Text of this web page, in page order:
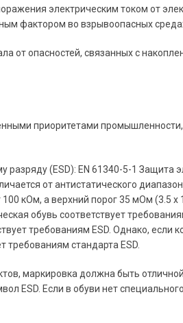
электрическим током от
фактором во взрывоопасных
от опасностей, связанных с
приоритетами
разряду (ESD): EN 61340-5-1 Защита
от антистатического
100 кОм, а верхний порог 35 мОм (3.5 x
обувь соответствует
требованиям ESD. Однако, если
требованиям стандарта ESD.
маркировка должна быть
ESD. Если в обуви нет